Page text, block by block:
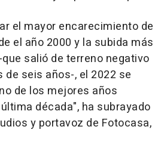
el mayor encarecimiento de
el año 2000 y la subida más
salió de terreno negativo
de seis años-, el 2022 se
de los mejores años
década", ha subrayado
y portavoz de Fotocasa,